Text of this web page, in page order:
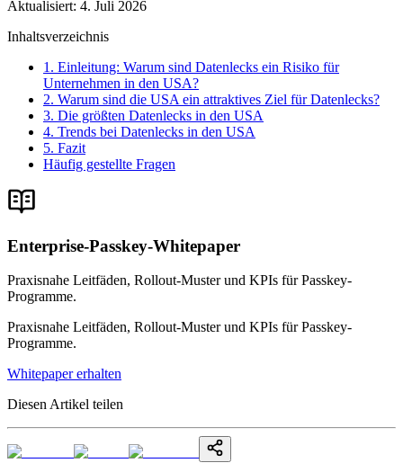
Aktualisiert: 4. Juli 2026
Inhaltsverzeichnis
1. Einleitung: Warum sind Datenlecks ein Risiko für
Unternehmen in den USA?
2. Warum sind die USA ein attraktives Ziel für Datenlecks?
3. Die größten Datenlecks in den USA
4. Trends bei Datenlecks in den USA
5. Fazit
Häufig gestellte Fragen
Enterprise-Passkey-Whitepaper
Praxisnahe Leitfäden, Rollout-Muster und KPIs für Passkey-
Programme.
Praxisnahe Leitfäden, Rollout-Muster und KPIs für Passkey-
Programme.
Whitepaper erhalten
Diesen Artikel teilen